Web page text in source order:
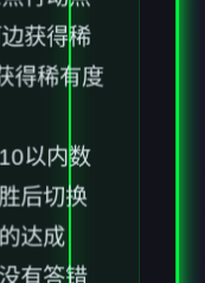
获得稀
得稀有度
以内数
后切换
达成
有答错